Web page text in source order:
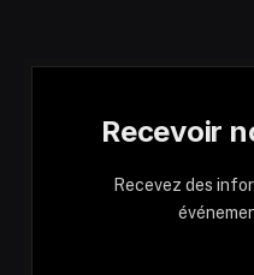
Recevoir
Recevez des